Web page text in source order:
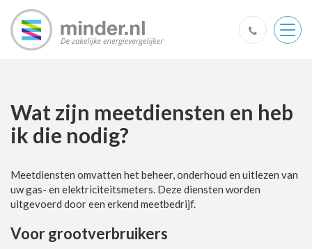
Wat zijn meetdiensten en heb
ik die nodig?
Meetdiensten omvatten het beheer, onderhoud en uitlezen van
uw gas- en elektriciteitsmeters. Deze diensten worden
uitgevoerd door een erkend meetbedrijf.
Voor grootverbruikers